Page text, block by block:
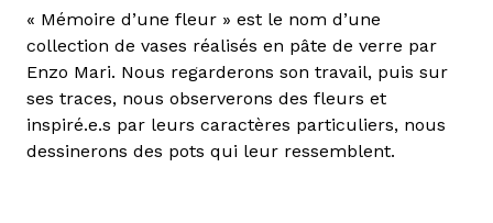
« Mémoire d’une fleur » est le nom d’une
collection de vases réalisés en pâte de verre par
Enzo Mari. Nous regarderons son travail, puis sur
ses traces, nous observerons des fleurs et
inspiré.e.s par leurs caractères particuliers, nous
dessinerons des pots qui leur ressemblent.